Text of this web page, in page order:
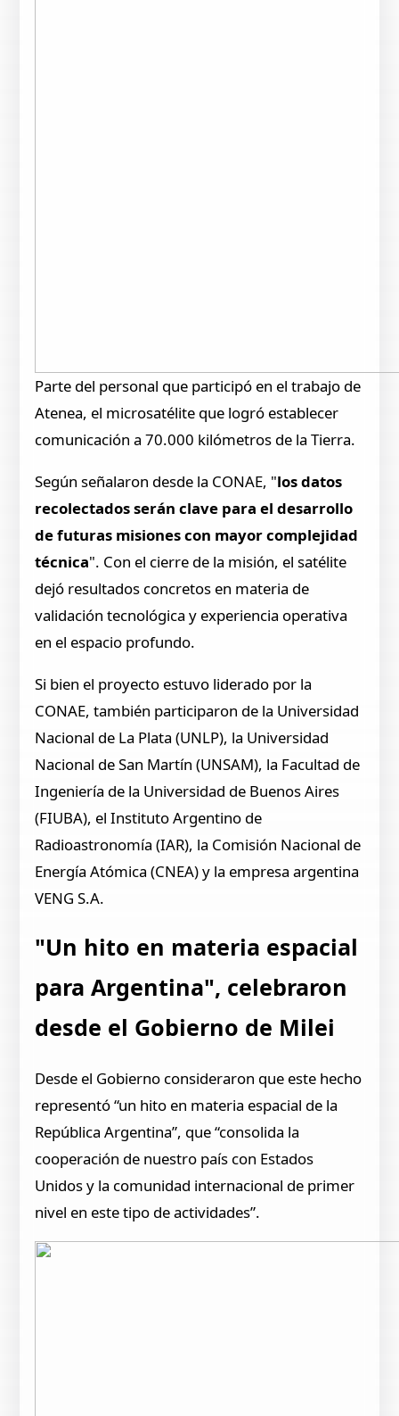
Parte del personal que participó en el trabajo de
Atenea, el microsatélite que logró establecer
comunicación a 70.000 kilómetros de la Tierra.
Según señalaron desde la CONAE, "los datos
recolectados serán clave para el desarrollo
de futuras misiones con mayor complejidad
técnica". Con el cierre de la misión, el satélite
dejó resultados concretos en materia de
validación tecnológica y experiencia operativa
en el espacio profundo.
Si bien el proyecto estuvo liderado por la
CONAE, también participaron de la Universidad
Nacional de La Plata (UNLP), la Universidad
Nacional de San Martín (UNSAM), la Facultad de
Ingeniería de la Universidad de Buenos Aires
(FIUBA), el Instituto Argentino de
Radioastronomía (IAR), la Comisión Nacional de
Energía Atómica (CNEA) y la empresa argentina
VENG S.A.
"Un hito en materia espacial
para Argentina", celebraron
desde el Gobierno de Milei
Desde el Gobierno consideraron que este hecho
representó “un hito en materia espacial de la
República Argentina”, que “consolida la
cooperación de nuestro país con Estados
Unidos y la comunidad internacional de primer
nivel en este tipo de actividades”.